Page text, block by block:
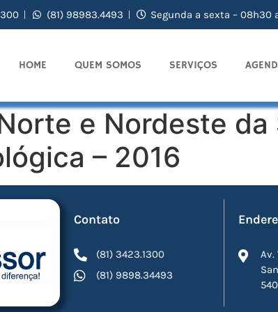
(81) 98983.4493 Segunda a sexta – 08h30
HOME QUEM SOMOS SERVIÇOS
e Nordeste
– 2016
Contato
(81) 3423.1300
(81) 9898.34493
Av.
540